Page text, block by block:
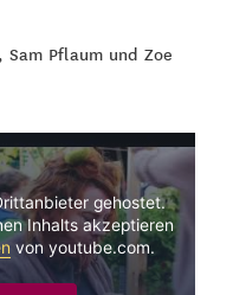
Pflaum und Zoe
gehostet.
Inhalts akzeptieren
von youtube.com.